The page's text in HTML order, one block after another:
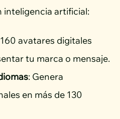
inteligencia artificial:
avatares digitales
tu marca o mensaje.
: Genera
en más de 130